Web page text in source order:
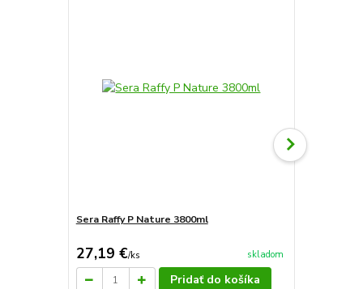
Sera Raffy P Nature 3800ml
27,19 €/ks skladom
Pridať do košíka